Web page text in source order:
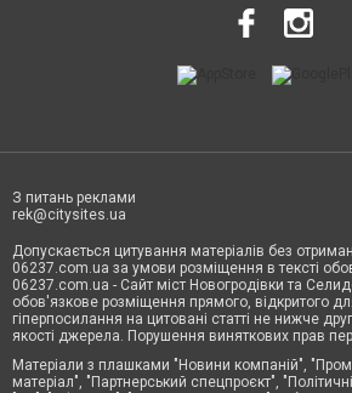
З питань реклами
rek@citysites.ua
Допускається цитування матеріалів без
06237.com.ua за умови розміщення в тексті
06237.com.ua - Сайт міст Новогродівки та
обов'язкове розміщення прямого, відкритого
гіперпосилання на цитовані статті не нижче
якості джерела. Порушення виняткових прав
Матеріали з плашками "Новини компаній",
матеріал", "Партнерський спецпроєкт",